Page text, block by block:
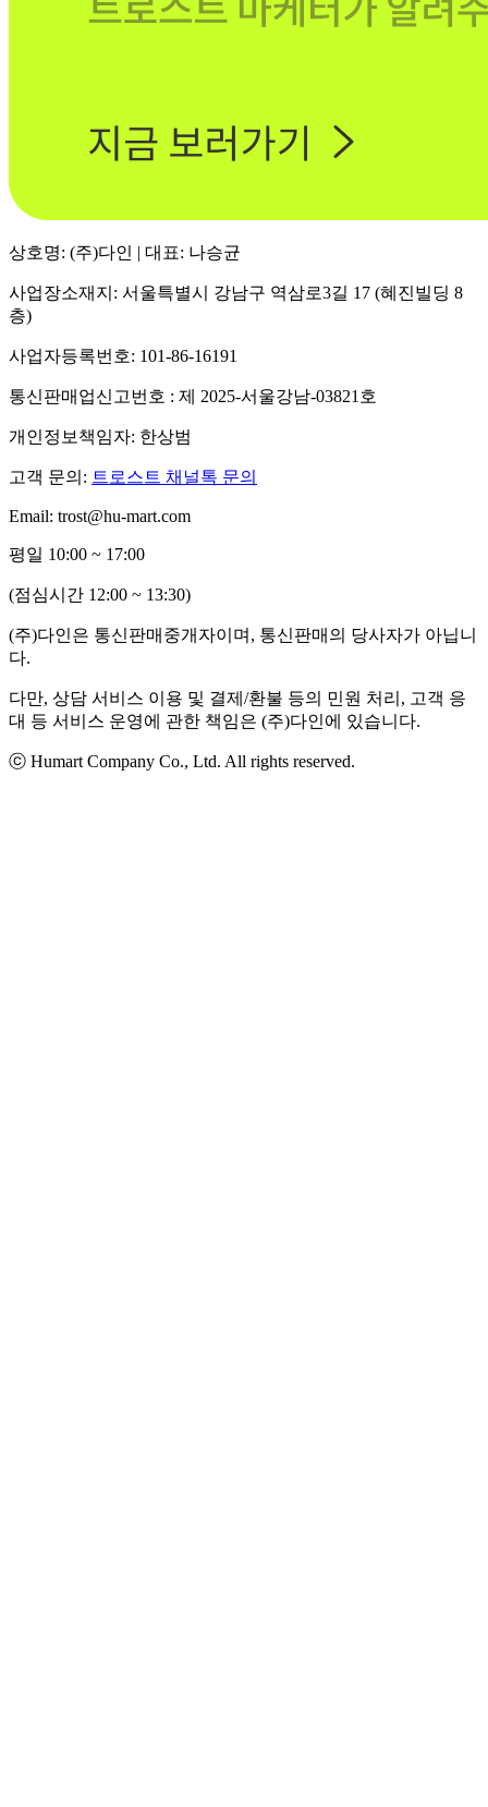
상호명: (주)다인 | 대표: 나승균
사업장소재지: 서울특별시 강남구 역삼로3길 17 (혜진빌딩 8
층)
사업자등록번호: 101-86-16191
통신판매업신고번호 : 제 2025-서울강남-03821호
개인정보책임자: 한상범
고객 문의: 트로스트 채널톡 문의
Email: trost@hu-mart.com
평일 10:00 ~ 17:00
(점심시간 12:00 ~ 13:30)
(주)다인은 통신판매중개자이며, 통신판매의 당사자가 아닙니
다.
다만, 상담 서비스 이용 및 결제/환불 등의 민원 처리, 고객 응
대 등 서비스 운영에 관한 책임은 (주)다인에 있습니다.
ⓒ Humart Company Co., Ltd. All rights reserved.